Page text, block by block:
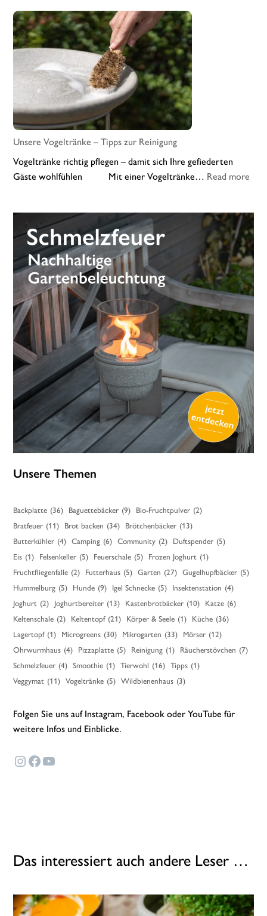
Joghurt-
Smoothie
mit
Fruchtpulver
Unsere Vogeltränke – Tipps zur Reinigung
Vogeltränke richtig pflegen – damit sich Ihre gefiederten
Gäste wohlfühlen Mit einer Vogeltränke… Read more
–
zur
Unsere Themen
Backplatte (36) Baguettebäcker (9) Bio-Fruchtpulver (2)
Bratfeuer (11) Brot backen (34) Brötchenbäcker (13)
Butterkühler (4) Camping (6) Community (2) Duftspender (5)
Eis (1) Felsenkeller (5) Feuerschale (5) Frozen Joghurt (1)
Fruchtfliegenfalle (2) Futterhaus (5) Garten (27) Gugelhupfbäcker (5)
Hummelburg (5) Hunde (9) Igel Schnecke (5) Insektenstation (4)
Joghurt (2) Joghurtbereiter (13) Kastenbrotbäcker (10) Katze (6)
Keltenschale (2) Keltentopf (21) Körper & Seele (1) Küche (36)
Lagertopf (1) Microgreens (30) Mikrogarten (33) Mörser (12)
Ohrwurmhaus (4) Pizzaplatte (5) Reinigung (1) Räucherstövchen (7)
Schmelzfeuer (4) Smoothie (1) Tierwohl (16) Tipps (1)
Veggymat (11) Vogeltränke (5) Wildbienenhaus (3)
Folgen Sie uns auf Instagram, Facebook oder YouTube für
weitere Infos und Einblicke.
Instagram
Facebook
YouTube
Das interessiert auch andere Leser …